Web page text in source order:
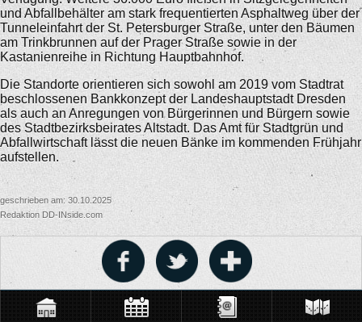
und Abfallbehälter am stark frequentierten Asphaltweg über der
Tunneleinfahrt der St. Petersburger Straße, unter den Bäumen
am Trinkbrunnen auf der Prager Straße sowie in der
Kastanienreihe in Richtung Hauptbahnhof.
Die Standorte orientieren sich sowohl am 2019 vom Stadtrat
beschlossenen Bankkonzept der Landeshauptstadt Dresden
als auch an Anregungen von Bürgerinnen und Bürgern sowie
des Stadtbezirksbeirates Altstadt. Das Amt für Stadtgrün und
Abfallwirtschaft lässt die neuen Bänke im kommenden Frühjahr
aufstellen.
geschrieben am: 30.10.2025
Redaktion DD-INside.com